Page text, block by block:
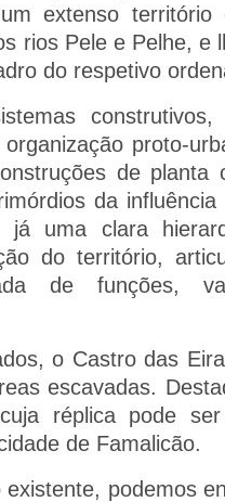
extenso território
rios Pele e Pelhe, e
do respetivo
proto-
de planta
da
já uma clara
do território,
de funções,
o Castro das
escavadas.
réplica pode
de Famalicão.
existente, podemos